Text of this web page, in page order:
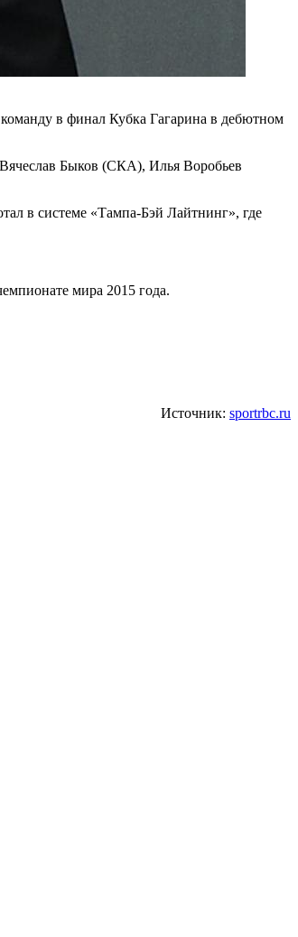
в финал Кубка Гагарина в дебютном
Быков (СКА), Илья Воробьев
в системе «Тампа-Бэй Лайтнинг», где
мира 2015 года.
Источник: sportrbc.ru